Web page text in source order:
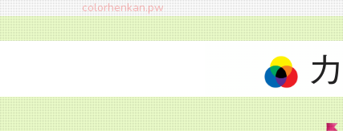
colorhenkan.pw
カ